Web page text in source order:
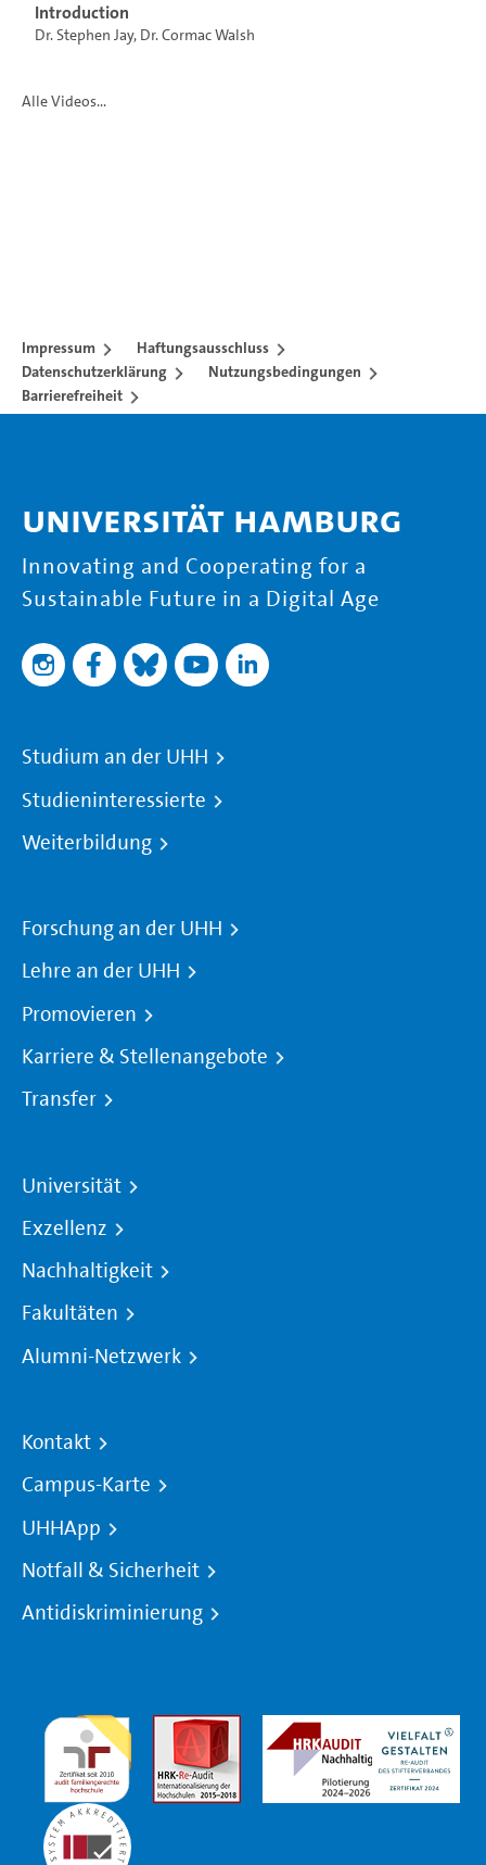
Introduction
Dr. Stephen Jay, Dr. Cormac Walsh
Alle Videos...
Impressum
Haftungsausschluss
Datenschutzerklärung
Nutzungsbedingungen
Barrierefreiheit
Universität Hamburg
Innovating and Cooperating for a
Sustainable Future in a Digital Age
Studium an der UHH
Studieninteressierte
Weiterbildung
Forschung an der UHH
Lehre an der UHH
Promovieren
Karriere & Stellenangebote
Transfer
Universität
Exzellenz
Nachhaltigkeit
Fakultäten
Alumni-Netzwerk
Kontakt
Campus-Karte
UHHApp
Notfall & Sicherheit
Antidiskriminierung